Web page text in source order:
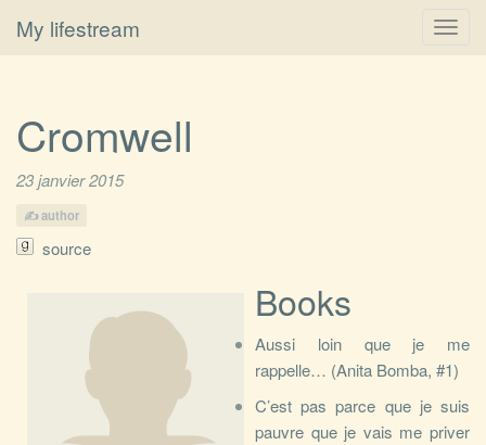
My lifestream
Cromwell
23 janvier 2015
author
source
Books
Aussi loin que je me
rappelle…​ (Anita Bomba, #1)
C’est pas parce que je suis
pauvre que je vais me priver